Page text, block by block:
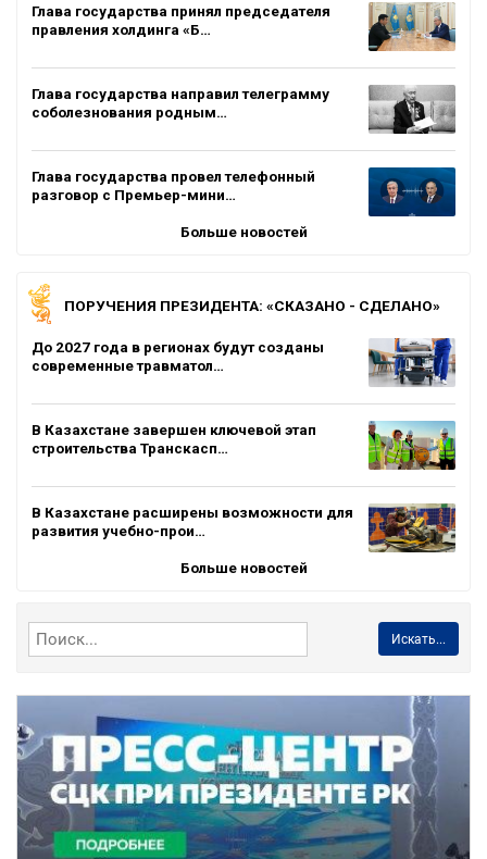
Глава государства принял председателя
правления холдинга «Б…
Глава государства направил телеграмму
соболезнования родным…
Глава государства провел телефонный
разговор с Премьер-мини…
Больше новостей
ПОРУЧЕНИЯ ПРЕЗИДЕНТА: «СКАЗАНО - СДЕЛАНО»
До 2027 года в регионах будут созданы
современные травматол…
В Казахстане завершен ключевой этап
строительства Транскасп…
В Казахстане расширены возможности для
развития учебно-прои…
Больше новостей
Искать...